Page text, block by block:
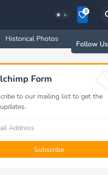
0
Historical Photos
Follow Us
Form
to our mailing list to get the